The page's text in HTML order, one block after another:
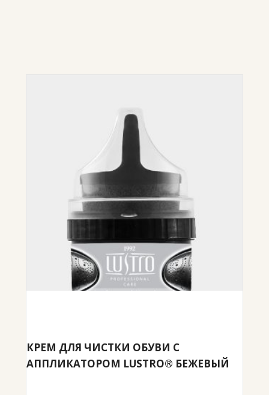
КРЕМ ДЛЯ ЧИСТКИ ОБУВИ С
АППЛИКАТОРОМ LUSTRO® БЕЖЕВЫЙ